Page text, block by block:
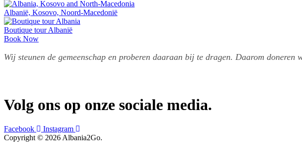
Albanië, Kosovo, Noord-Macedonië
Boutique tour Albanië
Book Now
Wij steunen de gemeenschap en proberen daaraan bij te dragen. Daarom
Volg ons op onze sociale media.
Facebook
Instagram
Copyright © 2026 Albania2Go.